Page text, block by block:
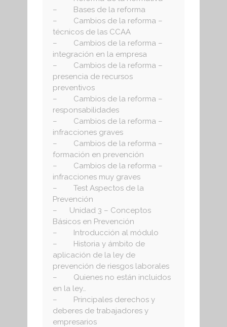
– Bases de la reforma
– Cambios de la reforma –
técnicos de las CCAA
– Cambios de la reforma –
integración en la empresa
– Cambios de la reforma –
presencia de recursos
preventivos
– Cambios de la reforma –
responsabilidades
– Cambios de la reforma –
infracciones graves
– Cambios de la reforma –
formación en prevención
– Cambios de la reforma –
infracciones muy graves
– Test Aspectos de la
Prevención
– Unidad 3 – Conceptos
Básicos en Prevención
– Introducción al módulo
– Historia y ámbito de
aplicación de la ley de
prevención de riesgos laborales
– Quienes no están incluidos
en la ley…
– Principales derechos y
deberes de trabajadores y
empresarios